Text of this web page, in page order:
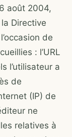
août 2004,
Directive
de
: l’URL
l’utilisateur a
de
(IP) de
ne
relatives à